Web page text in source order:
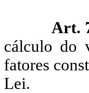
Art.
cálculo do
fatores
Lei.